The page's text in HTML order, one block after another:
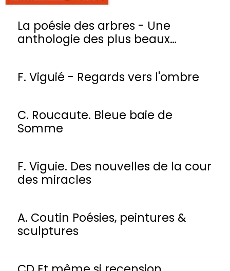
La poésie des arbres - Une
anthologie des plus beaux
F. Viguié - Regards vers l'ombre
C. Roucaute. Bleue baie de
Somme
F. Viguie. Des nouvelles de la cour
des miracles
A. Coutin Poésies, peintures &
sculptures